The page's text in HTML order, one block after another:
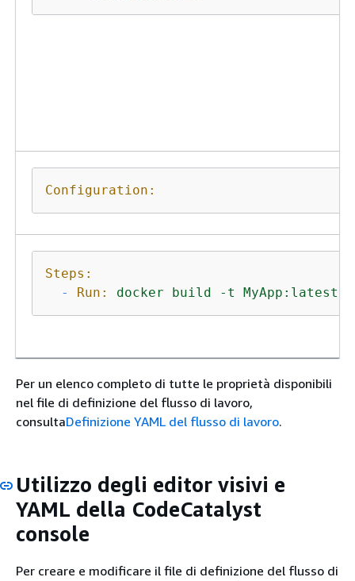
Configuration:
Steps:
-
Run: docker build -t MyApp:latest
Per un elenco completo di tutte le proprietà disponibili
nel file di definizione del flusso di lavoro,
consultaDefinizione YAML del flusso di lavoro.
Utilizzo degli editor visivi e
YAML della CodeCatalyst
console
Per creare e modificare il file di definizione del flusso di